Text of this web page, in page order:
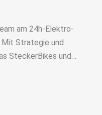
am 24h-Elektro-
Mit Strategie und
SteckerBikes und